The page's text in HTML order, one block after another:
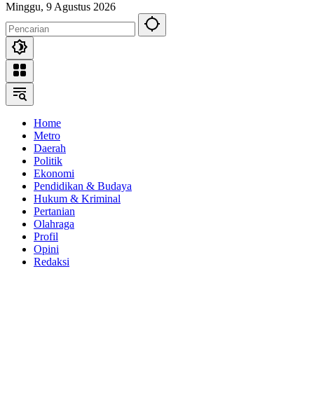
Minggu, 9 Agustus 2026
Home
Metro
Daerah
Politik
Ekonomi
Pendidikan & Budaya
Hukum & Kriminal
Pertanian
Olahraga
Profil
Opini
Redaksi